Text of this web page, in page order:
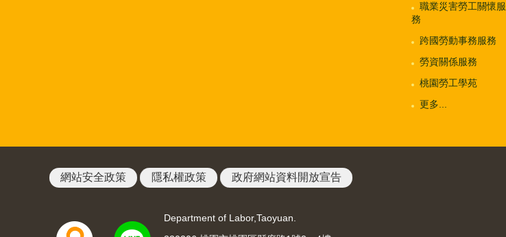
職業災害勞工關懷服
務
跨國勞動事務服務
勞資關係服務
桃園勞工學苑
更多...
網站安全政策 隱私權政策 政府網站資料開放宣告
Department of Labor,Taoyuan.